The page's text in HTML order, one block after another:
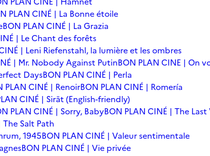
PLAN CINÉ | La Bonne étoile
BON PLAN CINÉ | La Grazia
| Le Chant des forêts
| Leni Riefenstahl, la lumière et les ombres
| Mr. Nobody Against PutinBON PLAN CINE | On
DaysBON PLAN CINÉ | Perla
PLAN CINÉ | RenoirBON PLAN CINÉ | Romería
CINÉ | Sirāt (English-friendly)
PLAN CINÉ | Sorry, BabyBON PLAN CINÉ | The
The Salt Path
1945BON PLAN CINÉ | Valeur sentimentale
BON PLAN CINÉ | Vie privée